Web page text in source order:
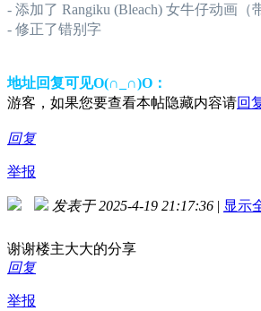
- 添加了 Rangiku (Bleach) 女牛仔动画（
- 修正了错别字
地址回复可见O(∩_∩)O：
游客，如果您要查看本帖隐藏内容请回
回复
举报
发表于 2025-4-19 21:17:36 | 显示
谢谢楼主大大的分享
回复
举报